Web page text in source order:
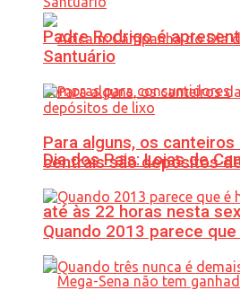
Dia dos Pais: Lojas de
até às 22 horas nesta
Padre Rodrigo é
Santuário
Para alguns, os canteiros
centrais são depósitos
Quando 2013 parece